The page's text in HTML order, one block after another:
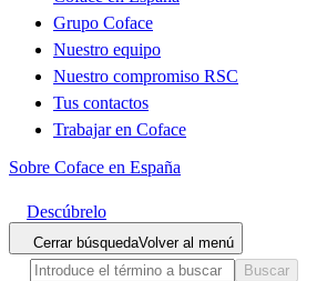
Grupo Coface
Nuestro equipo
Nuestro compromiso RSC
Tus contactos
Trabajar en Coface
Sobre Coface en España
Descúbrelo
Cerrar búsquedaVolver al menú
Buscar